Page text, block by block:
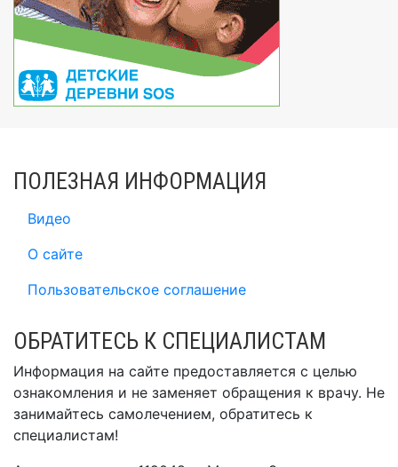
ПОЛЕЗНАЯ ИНФОРМАЦИЯ
Видео
О сайте
Пользовательское соглашение
ОБРАТИТЕСЬ К СПЕЦИАЛИСТАМ
Информация на сайте предоставляется с целью
ознакомления и не заменяет обращения к врачу. Не
занимайтесь самолечением, обратитесь к
специалистам!